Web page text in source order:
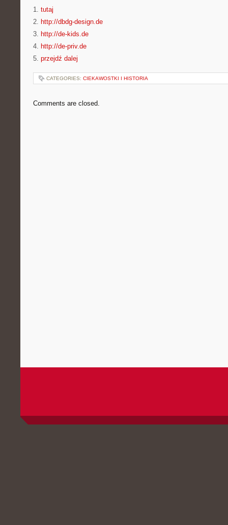
1. tutaj
2. http://dbdg-design.de
3. http://de-kids.de
4. http://de-priv.de
5. przejdź dalej
CATEGORIES: CIEKAWOSTKI I HISTORIA
Comments are closed.